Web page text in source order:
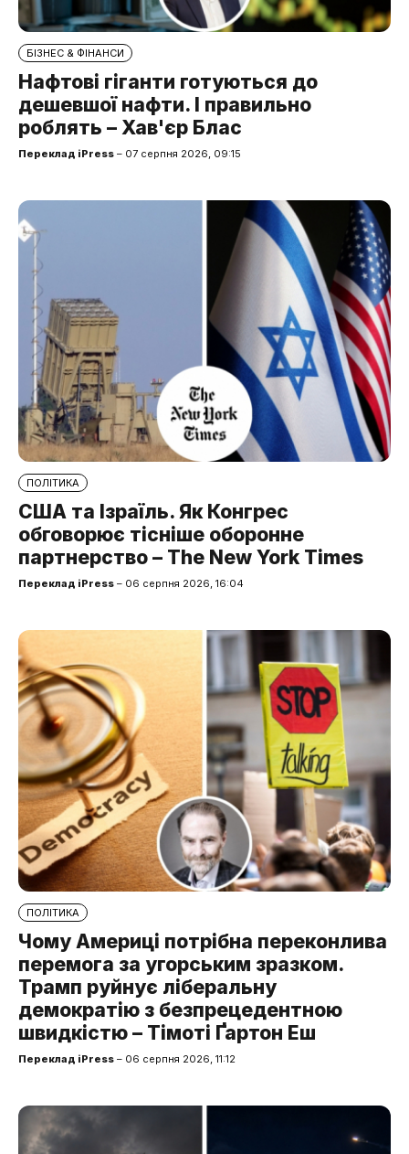
БІЗНЕС & ФІНАНСИ
Нафтові гіганти готуються до
дешевшої нафти. І правильно
роблять – Хав'єр Блас
Переклад iPress – 07 серпня 2026, 09:15
ПОЛІТИКА
США та Ізраїль. Як Конгрес
обговорює тісніше оборонне
партнерство – The New York Times
Переклад iPress – 06 серпня 2026, 16:04
ПОЛІТИКА
Чому Америці потрібна переконлива
перемога за угорським зразком.
Трамп руйнує ліберальну
демократію з безпрецедентною
швидкістю – Тімоті Ґартон Еш
Переклад iPress – 06 серпня 2026, 11:12